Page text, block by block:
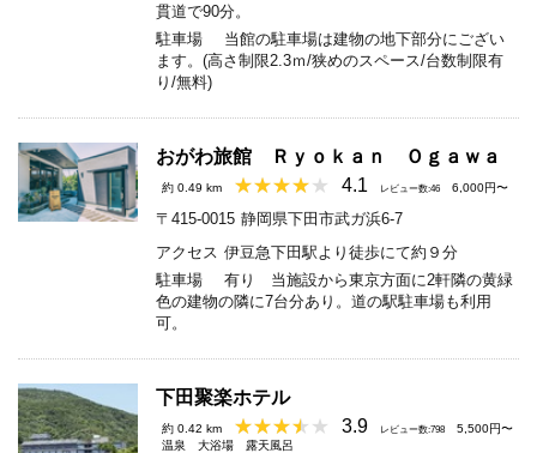
貫道で90分。
駐車場
当館の駐車場は建物の地下部分にござい
ます。(高さ制限2.3ｍ/狭めのスペース/台数制限有
り/無料)
おがわ旅館 Ｒｙｏｋａｎ Ｏｇａｗａ
約 0.49 km 4.1 レビュー数:46 6,000円〜
〒415-0015 静岡県下田市武ガ浜6-7
アクセス 伊豆急下田駅より徒歩にて約９分
駐車場
有り 当施設から東京方面に2軒隣の黄緑
色の建物の隣に7台分あり。道の駅駐車場も利用
可。
下田聚楽ホテル
約 0.42 km 3.9 レビュー数:798
5,500円〜
温泉
大浴場 露天風呂